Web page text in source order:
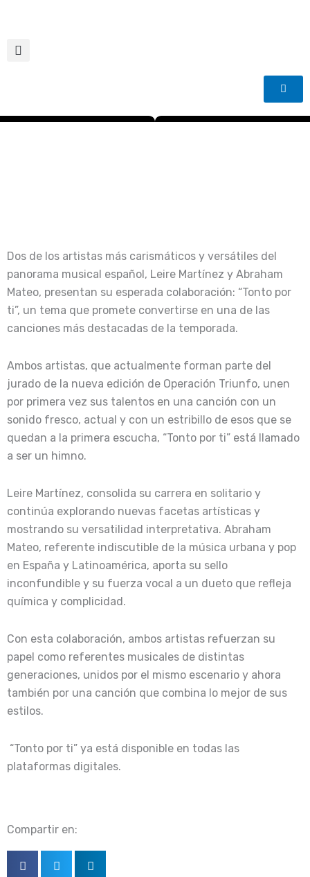
contenido
Dos de los artistas más carismáticos y versátiles del
panorama musical español, Leire Martínez y Abraham
Mateo, presentan su esperada colaboración: “Tonto por
ti”, un tema que promete convertirse en una de las
canciones más destacadas de la temporada.
Ambos artistas, que actualmente forman parte del
jurado de la nueva edición de Operación Triunfo, unen
por primera vez sus talentos en una canción con un
sonido fresco, actual y con un estribillo de esos que se
quedan a la primera escucha, “Tonto por ti” está llamado
a ser un himno.
Leire Martínez, consolida su carrera en solitario y
continúa explorando nuevas facetas artísticas y
mostrando su versatilidad interpretativa. Abraham
Mateo, referente indiscutible de la música urbana y pop
en España y Latinoamérica, aporta su sello
inconfundible y su fuerza vocal a un dueto que refleja
química y complicidad.
Con esta colaboración, ambos artistas refuerzan su
papel como referentes musicales de distintas
generaciones, unidos por el mismo escenario y ahora
también por una canción que combina lo mejor de sus
estilos.
“Tonto por ti” ya está disponible en todas las
plataformas digitales.
Compartir en: